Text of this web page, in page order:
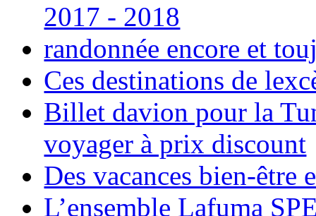
2017 - 2018
randonnée encore et
Ces destinations de
Billet davion pour la
voyager à prix discount
Des vacances bien-être
L’ensemble Lafuma